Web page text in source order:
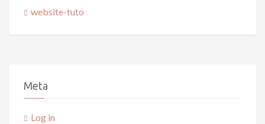
website-tuto
Meta
Log in